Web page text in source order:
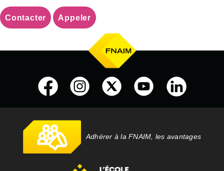
Contacter Appeler
Adhérer à la FNAIM, les avantages